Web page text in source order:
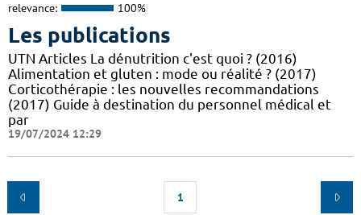
relevance: 100%
Les publications
UTN Articles La dénutrition c'est quoi ? (2016)
Alimentation et gluten : mode ou réalité ? (2017)
Corticothérapie : les nouvelles recommandations
(2017) Guide à destination du personnel médical et
par
19/07/2024 12:29
1